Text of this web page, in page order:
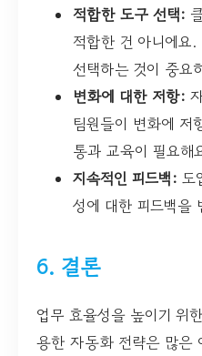
적합한 도구 선택:
적합한 건 아니에요
선택하는 것이 중요
변화에 대한 저항:
팀원들이 변화에 저
통과 교육이 필요해
지속적인 피드백: 도
성에 대한 피드백을
6. 결론
업무 효율성을 높이기 위
용한 자동화 전략은 많은